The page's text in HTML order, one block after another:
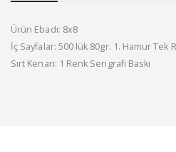
Ürün Ebadı: 8x8
İç Sayfalar: 500 lük 80gr. 1. Hamur Tek
Sırt Kenarı: 1 Renk Serigrafi Baskı